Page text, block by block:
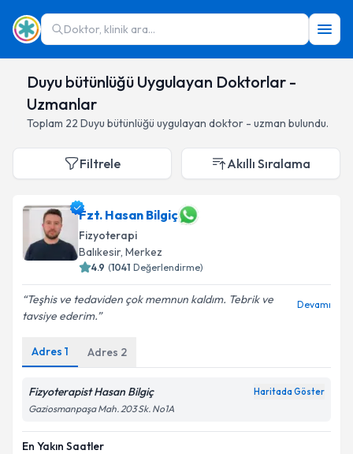
Doktor, klinik ara...
Duyu bütünlüğü Uygulayan Doktorlar -
Uzmanlar
Toplam 22 Duyu bütünlüğü uygulayan doktor - uzman bulundu.
Filtrele Akıllı Sıralama
Fzt. Hasan Bilgiç
Fizyoterapi
Balıkesir, Merkez
4.9 (1041 Değerlendirme)
Teşhis ve tedaviden çok memnun kaldım. Tebrik ve
tavsiye ederim.
Devamı
Adres 1 Adres 2
Fizyoterapist Hasan Bilgiç Haritada Göster
Gaziosmanpaşa Mah. 203 Sk. No1A
En Yakın Saatler